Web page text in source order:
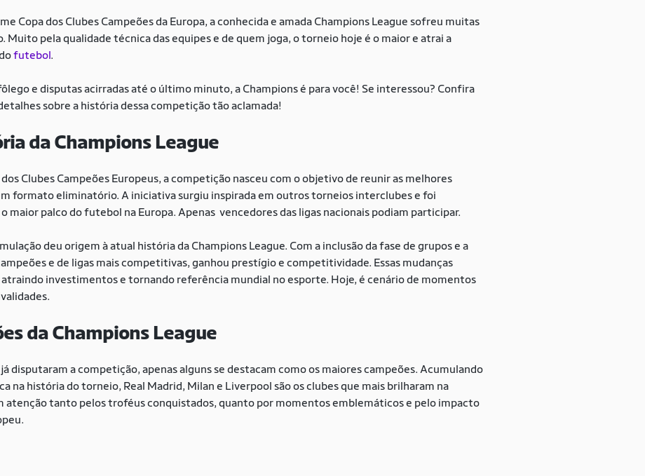
Copa dos Clubes Campeões da Europa, a conhecida e amada Champions League sofreu muitas
Muito pela qualidade técnica das equipes e de quem joga, o torneio hoje é o maior e atrai a
futebol.
e disputas acirradas até o último minuto, a Champions é para você! Se interessou? Confira
sobre a história dessa competição tão aclamada!
da Champions League
Clubes Campeões Europeus, a competição nasceu com o objetivo de reunir as melhores
formato eliminatório. A iniciativa surgiu inspirada em outros torneios interclubes e foi
maior palco do futebol na Europa. Apenas vencedores das ligas nacionais podiam participar.
deu origem à atual história da Champions League. Com a inclusão da fase de grupos e a
e de ligas mais competitivas, ganhou prestígio e competitividade. Essas mudanças
investimentos e tornando referência mundial no esporte. Hoje, é cenário de momentos
da Champions League
disputaram a competição, apenas alguns se destacam como os maiores campeões. Acumulando
na história do torneio, Real Madrid, Milan e Liverpool são os clubes que mais brilharam na
atenção tanto pelos troféus conquistados, quanto por momentos emblemáticos e pelo impacto